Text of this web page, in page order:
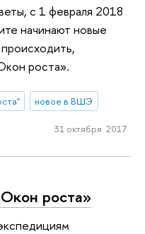
с 1 февраля 2018
начинают новые
роста».
новое в ВШЭ
31 октября 2017
роста»